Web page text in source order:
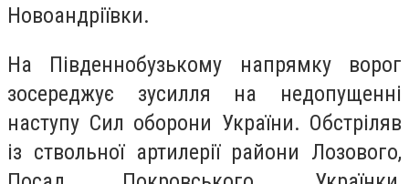
Новоандріївки.
На Південнобузькому напрямку ворог
зосереджує зусилля на недопущенні
наступу Сил оборони України. Обстріляв
із ствольної артилерії райони Лозового,